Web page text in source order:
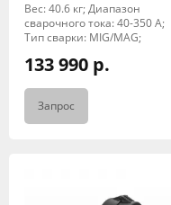
Вес: 40.6 кг; Диапазон
сварочного тока: 40-350 А;
Тип сварки: MIG/MAG;
133 990 р.
Запрос